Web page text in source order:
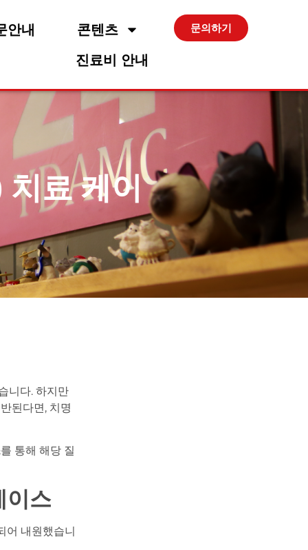
안내
콘텐츠
진료비 안내
문의하기
료 케이
니다. 하지만
된다면, 치명
를 통해 해당 질
스
어 내원했습니